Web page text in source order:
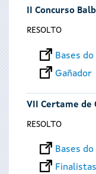
II Concurso
RESOLTO
Bases
Gañador
VII Certame de
RESOLTO
Bases